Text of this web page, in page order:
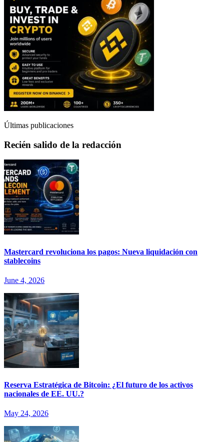
Últimas publicaciones
Recién salido de la redacción
Mastercard revoluciona los pagos: Nueva liquidación con
stablecoins
June 4, 2026
Reserva Estratégica de Bitcoin: ¿El futuro de los activos
nacionales de EE. UU.?
May 24, 2026